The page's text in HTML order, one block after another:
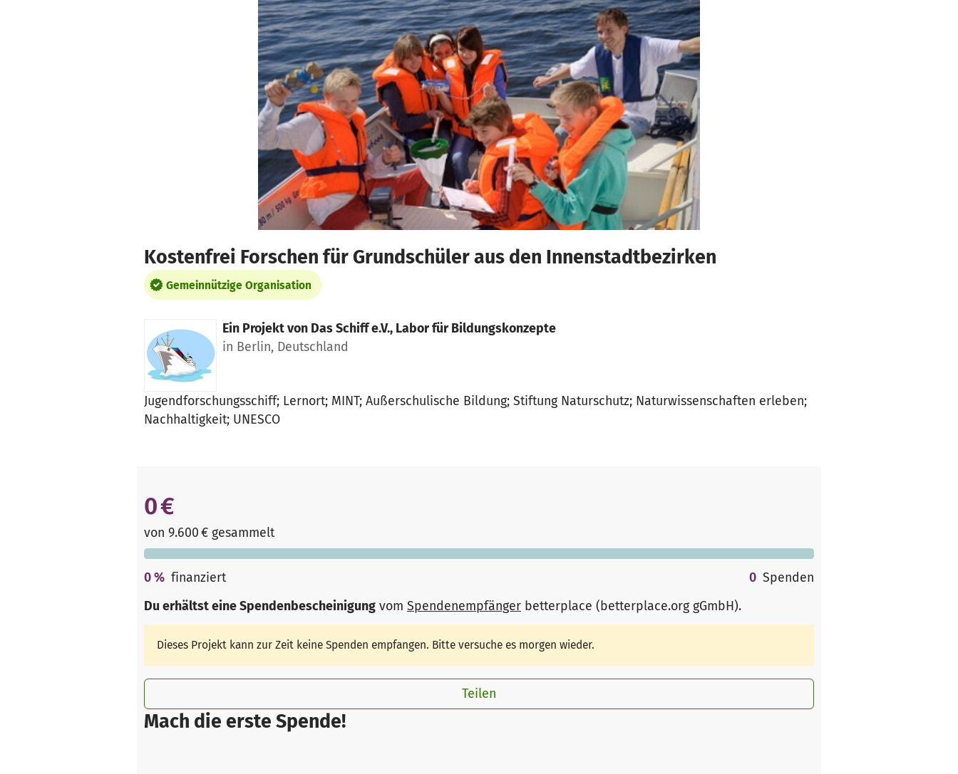
Kostenfrei Forschen für Grundschüler aus den Innenstadtbezirken
Gemeinnützige Organisation
Ein Projekt von Das Schiff e.V., Labor für Bildungskonzepte
in Berlin, Deutschland
Jugendforschungsschiff; Lernort; MINT; Außerschulische Bildung; Stiftung Naturschutz; Naturwissenschaften erleben;
Nachhaltigkeit; UNESCO
Mach die erste Spende!
0 €
von 9.600 € gesammelt
0% finanziert 0 Spenden
Du erhältst eine Spendenbescheinigung vom Spendenempfänger betterplace (betterplace.org gGmbH).
Dieses Projekt kann zur Zeit keine Spenden empfangen. Bitte versuche es morgen wieder.
Teilen